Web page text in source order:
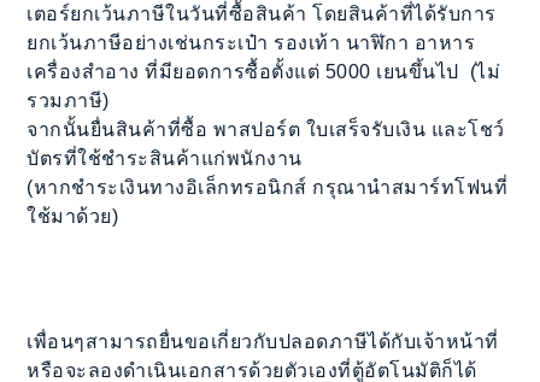
เตอร์ยกเว้นภาษีในวันที่ซื้อสินค้า โดยสินค้าที่ได้รับการ
ยกเว้นภาษีอย่างเช่นกระเป๋า รองเท้า นาฬิกา อาหาร
เครื่องสำอาง ที่มียอดการซื้อตั้งแต่ 5000 เยนขึ้นไป (ไม่
รวมภาษี)
จากนั้นยื่นสินค้าที่ซื้อ พาสปอร์ต ใบเสร็จรับเงิน และโชว์
บัตรที่ใช้ชำระสินค้าแก่พนักงาน
(หากชำระเงินทางอิเล็กทรอนิกส์ กรุณานำสมาร์ทโฟนที่
ใช้มาด้วย)
เพื่อนๆสามารถยื่นขอเกี่ยวกับปลอดภาษีได้กับเจ้าหน้าที่
หรือจะลองดำเนินเอกสารด้วยตัวเองที่ตู้อัตโนมัติก็ได้